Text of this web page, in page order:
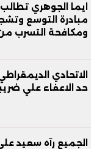
ايما الجوهري
مبادرة التوسع
ومكافحة التسرب
الاتحادي
حد الاعفاء علي
الجميع رآه سعيد